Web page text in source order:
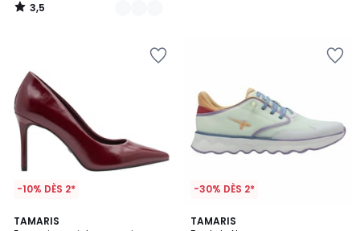
3,5
/
-10% DÈS 2*
TAMARIS
-30% DÈS 2*
TAMARIS
5